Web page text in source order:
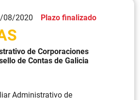
08/2020 Plazo finalizado
de Corporaciones
de Contas de Galicia
Administrativo de